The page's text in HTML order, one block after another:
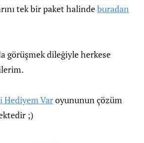
tek bir paket halindeburadan
görüşmek dileğiyle herkese
Hediyem Varoyununun çözüm
;)